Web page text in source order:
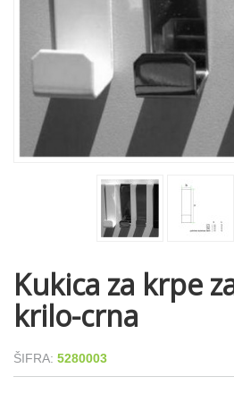
Kukica za krpe
krilo-crna
ŠIFRA: 5280003